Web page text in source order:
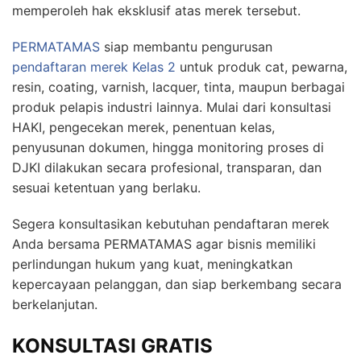
memperoleh hak eksklusif atas merek tersebut.
PERMATAMAS siap membantu pengurusan
pendaftaran merek Kelas 2 untuk produk cat, pewarna,
resin, coating, varnish, lacquer, tinta, maupun berbagai
produk pelapis industri lainnya. Mulai dari konsultasi
HAKI, pengecekan merek, penentuan kelas,
penyusunan dokumen, hingga monitoring proses di
DJKI dilakukan secara profesional, transparan, dan
sesuai ketentuan yang berlaku.
Segera konsultasikan kebutuhan pendaftaran merek
Anda bersama PERMATAMAS agar bisnis memiliki
perlindungan hukum yang kuat, meningkatkan
kepercayaan pelanggan, dan siap berkembang secara
berkelanjutan.
KONSULTASI GRATIS